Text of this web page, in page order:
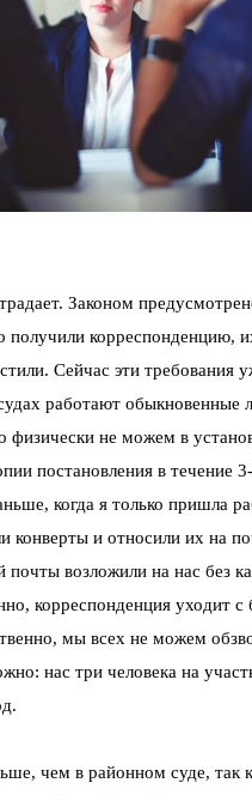
Законом
получили корреспонденцию,
Сейчас эти требования
работают обыкновенные
не можем в
постановления в течение
когда я только пришла
конверты и относили их на
почты возложили на нас без
корреспонденция уходит
мы всех не можем
нас три человека на
чем в районном суде, так